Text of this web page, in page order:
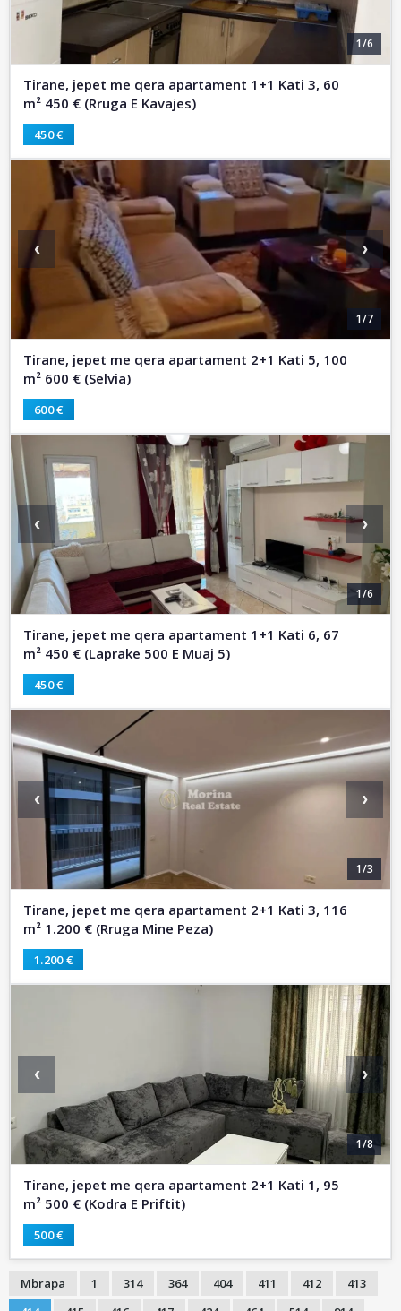
1/6
Tirane, jepet me qera apartament 1+1 Kati 3, 60
m² 450 € (Rruga E Kavajes)
450 €
1/7
‹ ›
Tirane, jepet me qera apartament 2+1 Kati 5, 100
m² 600 € (Selvia)
600 €
1/6
‹ ›
Tirane, jepet me qera apartament 1+1 Kati 6, 67
m² 450 € (Laprake 500 E Muaj 5)
450 €
1/3
‹ ›
Tirane, jepet me qera apartament 2+1 Kati 3, 116
m² 1.200 € (Rruga Mine Peza)
1.200 €
1/8
‹ ›
Tirane, jepet me qera apartament 2+1 Kati 1, 95
m² 500 € (Kodra E Priftit)
500 €
Mbrapa 1 314 364 404 411 412
413